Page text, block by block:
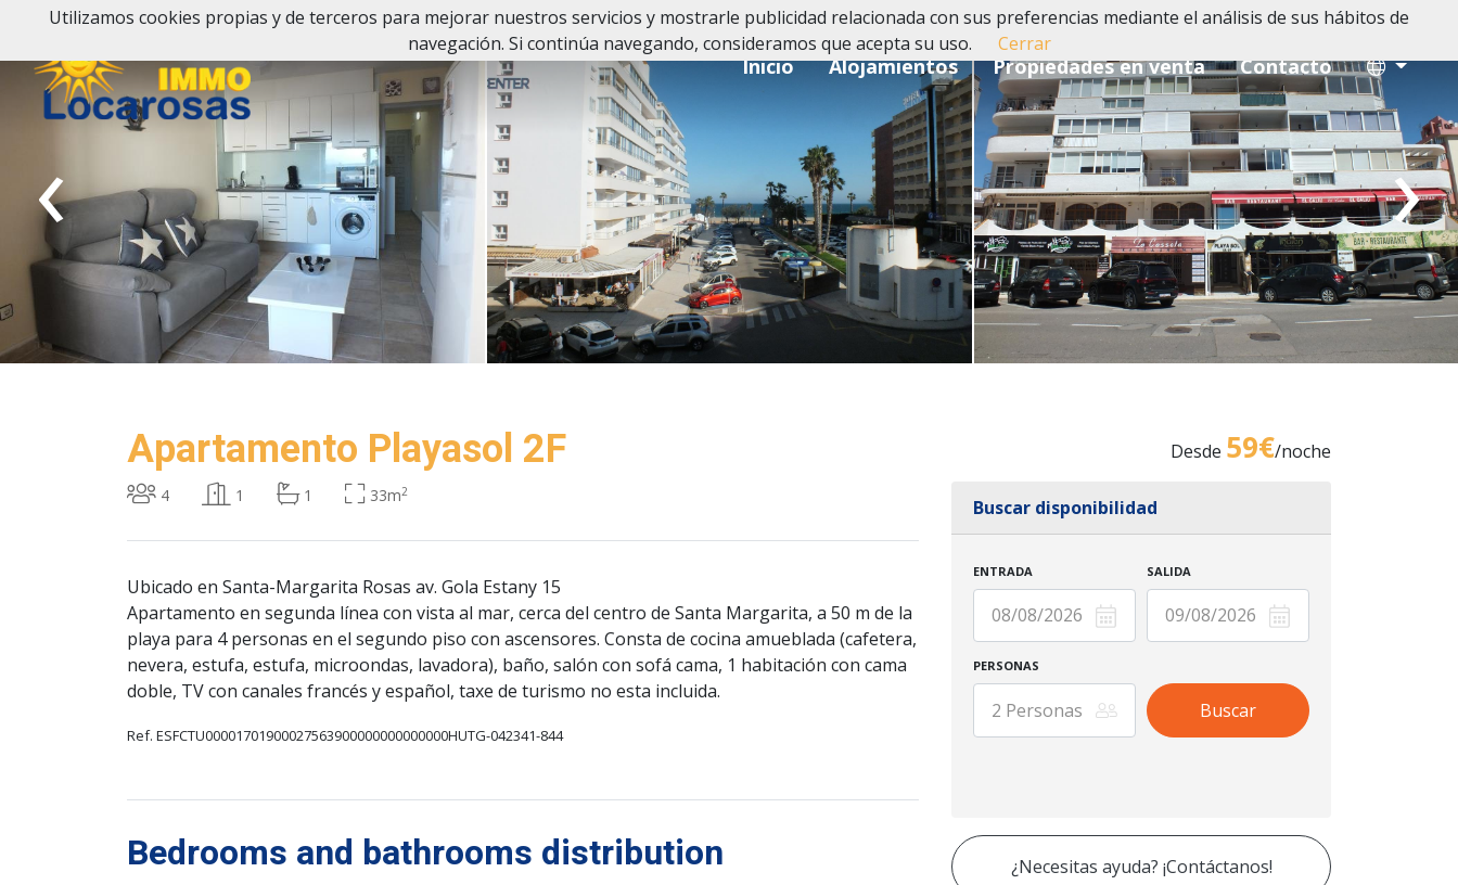
Inicio Alojamientos Propiedades en venta Contacto
‹ ›
Apartamento Playasol 2F Desde 59€/noche
Buscar disponibilidad
ENTRADA SALIDA
PERSONAS
¿Necesitas ayuda? ¡Contáctanos!
4 1 1 33m2
Ubicado en Santa-Margarita Rosas av. Gola Estany 15
Apartamento en segunda línea con vista al mar, cerca del centro de Santa Margarita, a 50 m de la
playa para 4 personas en el segundo piso con ascensores. Consta de cocina amueblada (cafetera,
nevera, estufa, estufa, microondas, lavadora), baño, salón con sofá cama, 1 habitación con cama
doble, TV con canales francés y español, taxe de turismo no esta incluida.
Ref. ESFCTU00001701900027563900000000000000HUTG-042341-844
Bedrooms and bathrooms distribution
Utilizamos cookies propias y de terceros para mejorar nuestros servicios y mostrarle publicidad relacionada con sus preferencias mediante el análisis de sus hábitos de
navegación. Si continúa navegando, consideramos que acepta su uso.
Cerrar